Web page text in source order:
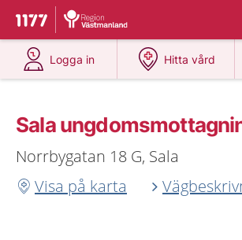
Till startsidan för 1177
Du har valt region
Logga in
på 1177.se
Hitta vård
på 1177.se
Sala
Norrbygatan 18 G, Sala
Visa på karta